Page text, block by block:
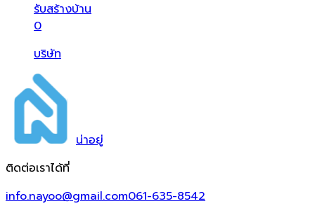
รับสร้างบ้าน
0
บริษัท
น่าอยู่
ติดต่อเราได้ที่
info.nayoo@gmail.com061-635-8542